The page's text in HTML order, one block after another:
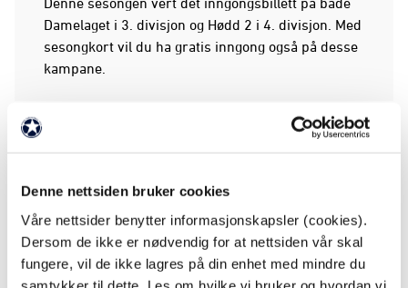
Denne nettsiden bruker cookies
Våre nettsider benytter informasjonskapsler (cookies).
Dersom de ikke er nødvendig for at nettsiden vår skal
fungere, vil de ikke lagres på din enhet med mindre du
Damelaget i 3. divisjon og Hødd 2 i 4. divisjon. Med
sesongkort vil du ha gratis inngong også på desse
kampane.
Sesongkort 2026
BILLETTAR OG KAMPDAGSINFO TOPPFOTBALL A-LAG DAMER
Sesongkort 2026:
Fast plass med «faste» naboar på